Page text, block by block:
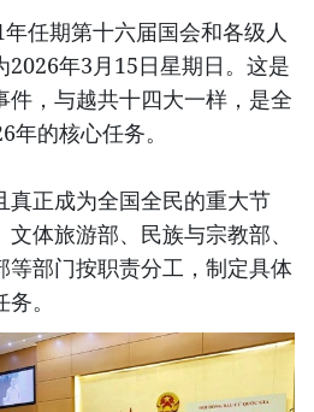
任期第十六届国会和各级人
2026年3月15日星期日。这是
件，与越共十四大一样，是全
的核心任务。
真正成为全国全民的重大节
体旅游部、民族与宗教部、
等部门按职责分工，制定具体
。